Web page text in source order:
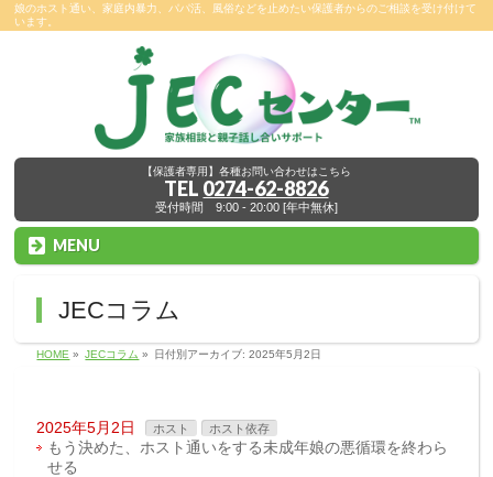
娘のホスト通い、家庭内暴力、パパ活、風俗などを止めたい保護者からのご相談を受け付けて
います。
【保護者専用】各種お問い合わせはこちら
TEL 0274-62-8826
受付時間 9:00 - 20:00 [年中無休]
MENU
JECコラム
HOME » JECコラム » 日付別アーカイブ: 2025年5月2日
2025年5月2日 ホスト ホスト依存
もう決めた、ホスト通いをする未成年娘の悪循環を終わら
せる